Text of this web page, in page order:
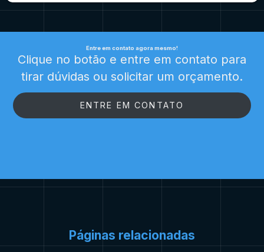
Entre em contato agora mesmo!
Clique no botão e entre em contato para
tirar dúvidas ou solicitar um orçamento.
ENTRE EM CONTATO
Páginas relacionadas